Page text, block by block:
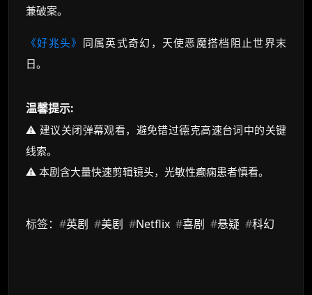
兼破案。
《好兆头》 同属英式奇幻，天使恶魔搭档阻止世界末
日。
温馨提示:
⚠️ 建议关闭弹幕观看，避免错过德克高速台词中的关键
线索。
⚠️ 本剧含大量快速剪辑镜头，光敏性癫痫患者慎看。
标签： #英剧 #美剧 #Netflix #喜剧 #悬疑 #科幻